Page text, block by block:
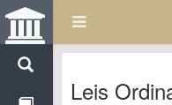
Leis